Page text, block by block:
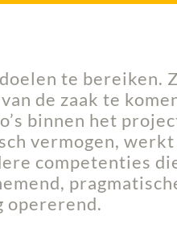
te bereiken.
de zaak te
binnen het
vermogen, werkt
competenties
opererend.